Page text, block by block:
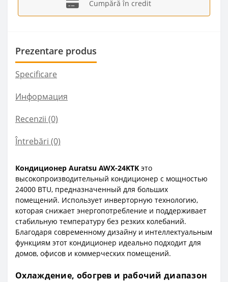
Cumpără în credit
Prezentare produs
Specificare
Информация
Recenzii (0)
Întrebări (0)
Кондиционер Auratsu AWX-24KTK это
высокопроизводительный кондиционер с мощностью
24000 BTU, предназначенный для больших
помещений. Использует инверторную технологию,
которая снижает энергопотребление и поддерживает
стабильную температуру без резких колебаний.
Благодаря современному дизайну и интеллектуальным
функциям этот кондиционер идеально подходит для
домов, офисов и коммерческих помещений.
Охлаждение, обогрев и рабочий диапазон